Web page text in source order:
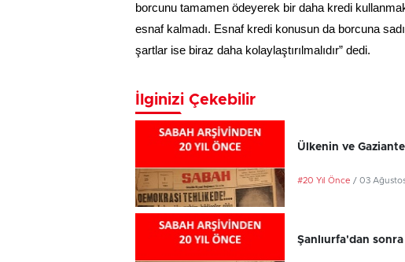
borcunu tamamen ödeyerek bir daha kredi
esnaf kalmadı. Esnaf kredi konusun da borcuna
şartlar ise biraz daha kolaylaştırılmalıdır” dedi.
İlginizi Çekebilir
Ülkenin ve
#20 Yıl Önce / 03
Şanlıurfa'dan